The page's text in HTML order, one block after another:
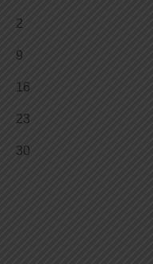
2
9
16
23
30